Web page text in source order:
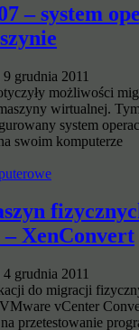
– system
9 grudnia 2011
możliwości
wirtualnej.
system
swoim komputerze
XenConvert
4 grudnia 2011
do migracji
vCenter
przetestowanie